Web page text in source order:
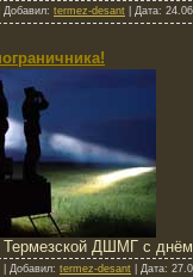
Добавил: termez-desant Дата:
Термезской ДШМГ с днём
Добавил: termez-desant Дата: